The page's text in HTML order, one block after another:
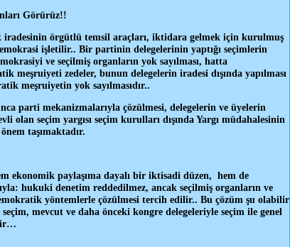
Görürüz!!
iradesinin örgütlü temsil araçları, iktidara gelmek için kurulmuş
işletilir.. Bir partinin delegelerinin yaptığı seçimlerin
ve seçilmiş organların yok sayılması, hatta
meşruiyeti zedeler, bunun delegelerin iradesi dışında yapılması
meşruiyetin yok sayılmasıdır..
parti mekanizmalarıyla çözülmesi, delegelerin ve üyelerin
olan seçim yargısı seçim kurulları dışında Yargı müdahalesinin
taşımaktadır.
ekonomik paylaşıma dayalı bir iktisadi düzen, hem de
hukuki denetim reddedilmez, ancak seçilmiş organların ve
yöntemlerle çözülmesi tercih edilir.. Bu çözüm şu olabilir
mevcut ve daha önceki kongre delegeleriyle seçim ile genel